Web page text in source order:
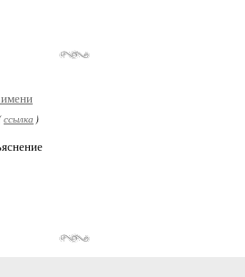
имени
ссылка )